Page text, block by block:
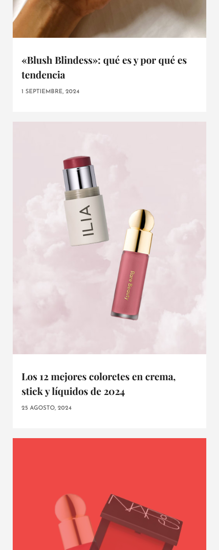
«Blush Blindess»: qué es y por qué es
tendencia
1 SEPTIEMBRE, 2024
Los 12 mejores coloretes en crema,
stick y líquidos de 2024
25 AGOSTO, 2024